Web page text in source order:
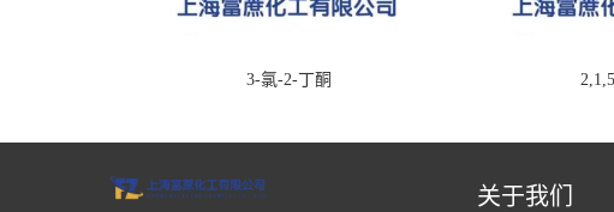
3-氯-2-丁酮
关于我们